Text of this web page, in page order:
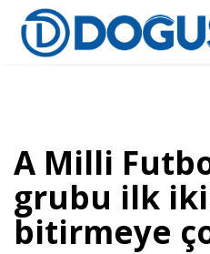
A Milli
grubu ilk
bitirmeye